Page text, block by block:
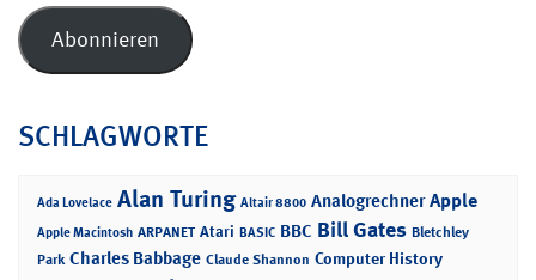
Adresse
Abonnieren
SCHLAGWORTE
Ada Lovelace Alan Turing Altair 8800 Analogrechner Apple
Apple Macintosh ARPANET Atari BASIC BBC Bill Gates Bletchley
Park Charles Babbage Claude Shannon Computer History